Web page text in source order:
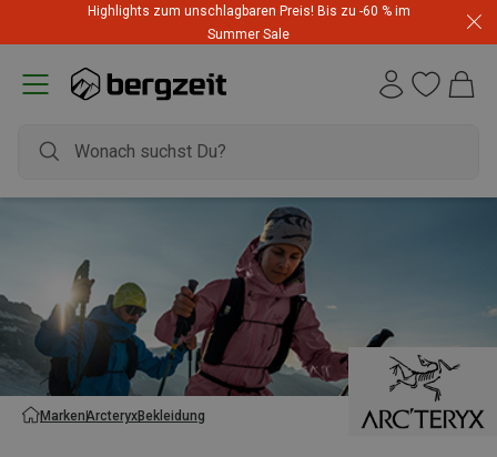
Highlights zum unschlagbaren Preis! Bis zu -60 % im
Summer Sale
MarkenArcteryxBekleidung